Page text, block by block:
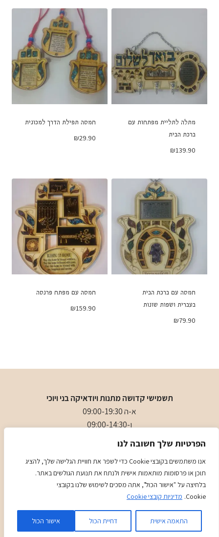
הפרטיות שלך חשובה לנו
אנו משתמשים בקובצי Cookie כדי לשפר את חוויית הגלישה שלך, להציג
תוכן או פרסומות מותאמות אישית ולנתח את תנועת הגולשים באתר.
בלחיצה על "אישור הכול", אתה מסכים לשימוש שלנו בקובצי
Cookie. מדיניות קובצי Cookie
התאמה אישית דחיית הכול אישור הכול
מתלה לתליית מפתחות עם
ברכת הבית
₪139.90
חמסה תפילת הדרך למכונית
₪29.90
חמסה עם ברכת הבית
בעברית ושפות שונות
₪79.90
חמסה עם מפתח פרנסה
₪159.90
תשמישי קדושה מתנות ויודאיקה בני ויוכי
א-ה 09:00-19:30
ו-09:00-14:30
- 0509501282
: כיכר המייסדים 4 ראשון לציון (ליד הבית כנסת הגדול)
מדיניות מדיניות COOKIES
© 2026 Judaica Gifts - WordPress Theme by
Kadence
WP